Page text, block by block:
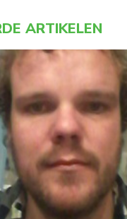
ARTIKELEN